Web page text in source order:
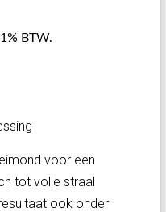
BTW.
voor een
tot volle straal
ook onder